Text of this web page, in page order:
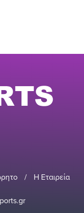
/ Η Εταιρεία